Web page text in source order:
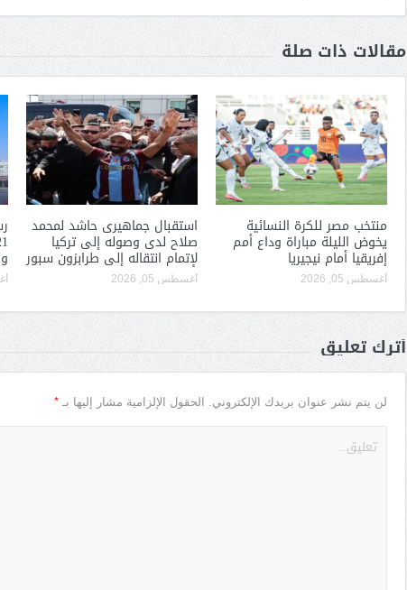
مقالات ذات صلة
منتخب مصر للكرة النسائية
يخوض الليلة مباراة وداع أمم
إفريقيا أمام نيجيريا
أغسطس 05, 2026
استقبال جماهيرى حاشد لمحمد
صلاح لدى وصوله إلى تركيا
لإتمام انتقاله إلى طرابزون سبور
أغسطس 05, 2026
أترك تعليق
لن يتم نشر عنوان بريدك الإلكتروني. الحقول الإلزامية مشار إليها بـ *